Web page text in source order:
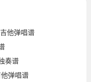
他弹唱谱
奏谱
弹唱谱